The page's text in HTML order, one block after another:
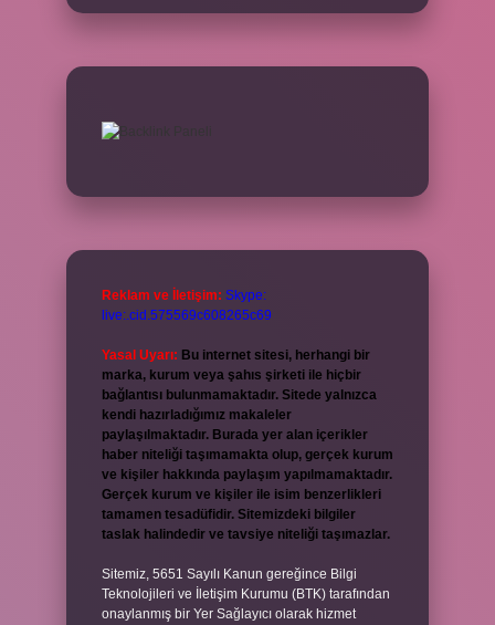
Reklam ve İletişim: Skype:
live:.cid.575569c608265c69
Yasal Uyarı: Bu internet sitesi, herhangi bir
marka, kurum veya şahıs şirketi ile hiçbir
bağlantısı bulunmamaktadır. Sitede yalnızca
kendi hazırladığımız makaleler
paylaşılmaktadır. Burada yer alan içerikler
haber niteliği taşımamakta olup, gerçek kurum
ve kişiler hakkında paylaşım yapılmamaktadır.
Gerçek kurum ve kişiler ile isim benzerlikleri
tamamen tesadüfidir. Sitemizdeki bilgiler
taslak halindedir ve tavsiye niteliği taşımazlar.
Sitemiz, 5651 Sayılı Kanun gereğince Bilgi
Teknolojileri ve İletişim Kurumu (BTK) tarafından
onaylanmış bir Yer Sağlayıcı olarak hizmet